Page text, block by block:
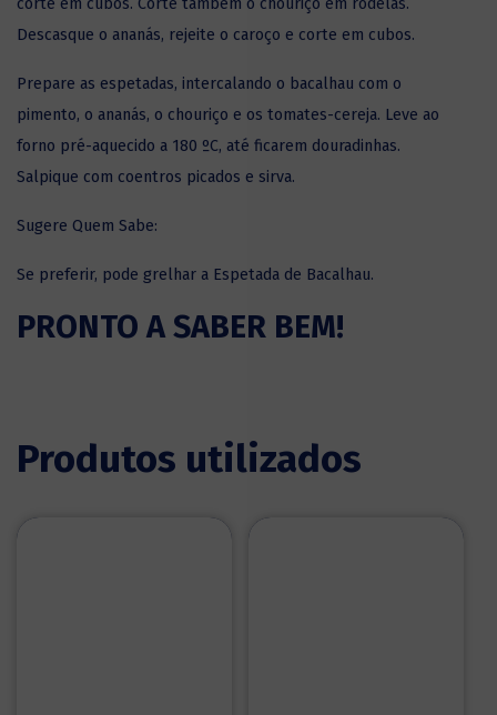
corte em cubos. Corte também o chouriço em rodelas.
Descasque o ananás, rejeite o caroço e corte em cubos.
Prepare as espetadas, intercalando o bacalhau com o
pimento, o ananás, o chouriço e os tomates-cereja. Leve ao
forno pré-aquecido a 180 ºC, até ficarem douradinhas.
Salpique com coentros picados e sirva.
Sugere Quem Sabe:
Se preferir, pode grelhar a Espetada de Bacalhau.
PRONTO A SABER BEM!
Produtos utilizados